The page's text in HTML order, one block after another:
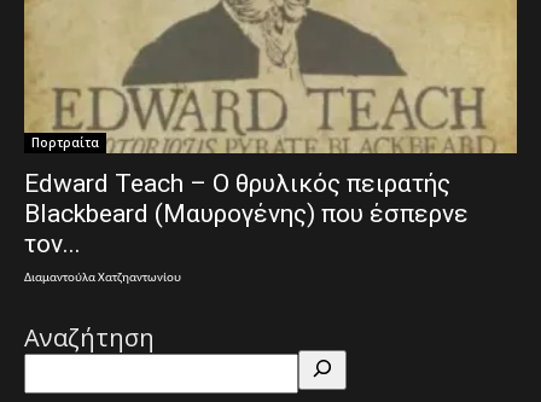
Πορτραίτα
Edward Teach – Ο θρυλικός πειρατής
Blackbeard (Μαυρογένης) που έσπερνε
τον...
Διαμαντούλα Χατζηαντωνίου
Αναζήτηση